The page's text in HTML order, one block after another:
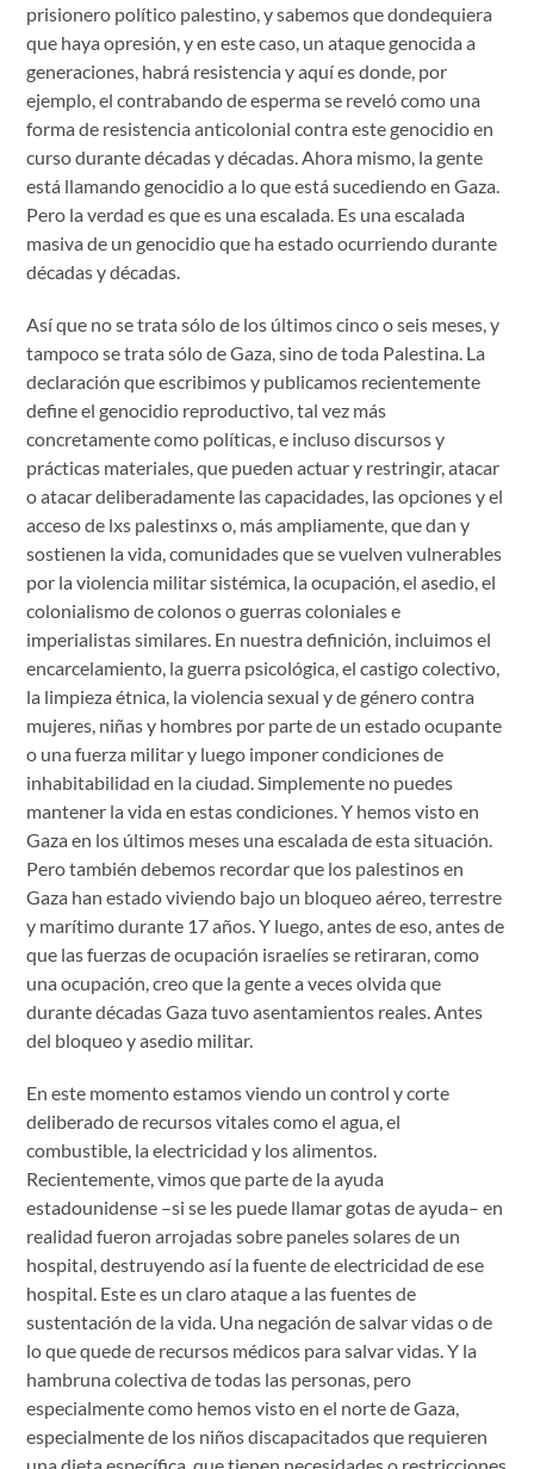
prisionero político palestino, y sabemos que dondequiera
que haya opresión, y en este caso, un ataque genocida a
generaciones, habrá resistencia y aquí es donde, por
ejemplo, el contrabando de esperma se reveló como una
forma de resistencia anticolonial contra este genocidio en
curso durante décadas y décadas. Ahora mismo, la gente
está llamando genocidio a lo que está sucediendo en Gaza.
Pero la verdad es que es una escalada. Es una escalada
masiva de un genocidio que ha estado ocurriendo durante
décadas y décadas.
Así que no se trata sólo de los últimos cinco o seis meses, y
tampoco se trata sólo de Gaza, sino de toda Palestina. La
declaración que escribimos y publicamos recientemente
define el genocidio reproductivo, tal vez más
concretamente como políticas, e incluso discursos y
prácticas materiales, que pueden actuar y restringir, atacar
o atacar deliberadamente las capacidades, las opciones y el
acceso de lxs palestinxs o, más ampliamente, que dan y
sostienen la vida, comunidades que se vuelven vulnerables
por la violencia militar sistémica, la ocupación, el asedio, el
colonialismo de colonos o guerras coloniales e
imperialistas similares. En nuestra definición, incluimos el
encarcelamiento, la guerra psicológica, el castigo colectivo,
la limpieza étnica, la violencia sexual y de género contra
mujeres, niñas y hombres por parte de un estado ocupante
o una fuerza militar y luego imponer condiciones de
inhabitabilidad en la ciudad. Simplemente no puedes
mantener la vida en estas condiciones. Y hemos visto en
Gaza en los últimos meses una escalada de esta situación.
Pero también debemos recordar que los palestinos en
Gaza han estado viviendo bajo un bloqueo aéreo, terrestre
y marítimo durante 17 años. Y luego, antes de eso, antes de
que las fuerzas de ocupación israelíes se retiraran, como
una ocupación, creo que la gente a veces olvida que
durante décadas Gaza tuvo asentamientos reales. Antes
del bloqueo y asedio militar.
En este momento estamos viendo un control y corte
deliberado de recursos vitales como el agua, el
combustible, la electricidad y los alimentos.
Recientemente, vimos que parte de la ayuda
estadounidense –si se les puede llamar gotas de ayuda– en
realidad fueron arrojadas sobre paneles solares de un
hospital, destruyendo así la fuente de electricidad de ese
hospital. Este es un claro ataque a las fuentes de
sustentación de la vida. Una negación de salvar vidas o de
lo que quede de recursos médicos para salvar vidas. Y la
hambruna colectiva de todas las personas, pero
especialmente como hemos visto en el norte de Gaza,
especialmente de los niños discapacitados que requieren